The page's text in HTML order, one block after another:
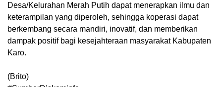
Desa/Kelurahan Merah Putih dapat menerapkan ilmu dan
keterampilan yang diperoleh, sehingga koperasi dapat
berkembang secara mandiri, inovatif, dan memberikan
dampak positif bagi kesejahteraan masyarakat Kabupaten
Karo.
(Brito)